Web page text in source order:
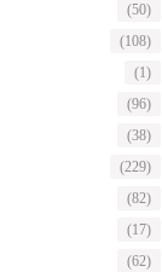
(50)
(108)
(1)
(96)
(38)
(229)
(82)
(17)
(62)